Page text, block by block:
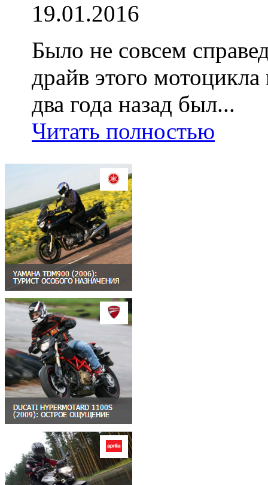
19.01.2016
Было не совсем
драйв этого
два года назад был...
Читать полностью